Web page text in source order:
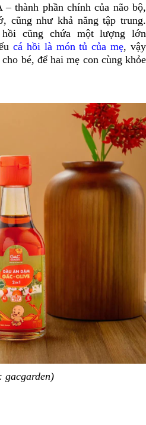
thành phần chính của não bộ,
cũng như khả năng tập trung.
cũng chứa một lượng lớn
cá hồi là món tủ của mẹ, vậy
bé, để hai mẹ con cùng khỏe
gacgarden)